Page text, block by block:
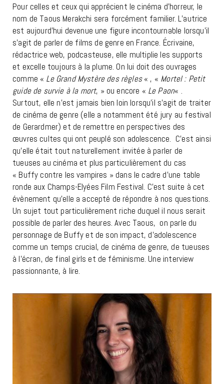
Pour celles et ceux qui apprécient le cinéma d’horreur, le
nom de Taous Merakchi sera forcément familier. L’autrice
est aujourd’hui devenue une figure incontournable lorsqu’il
s’agit de parler de films de genre en France. Écrivaine,
rédactrice web, podcasteuse, elle multiplie les supports
et excelle toujours à la plume. On lui doit des ouvrages
comme « Le Grand Mystère des règles« , « Mortel : Petit
guide de survie à la mort, » ou encore « Le Paon« .
Surtout, elle n’est jamais bien loin lorsqu’il s’agit de traiter
de cinéma de genre (elle a notamment été jury au festival
de Gerardmer) et de remettre en perspectives des
œuvres cultes qui ont peuplé son adolescence. C’est ainsi
qu’elle était tout naturellement invitée à parler de
tueuses au cinéma et plus particulièrement du cas
« Buffy contre les vampires » dans le cadre d’une table
ronde aux Champs-Elyées Film Festival. C’est suite à cet
évènement qu’elle a accepté de répondre à nos questions.
Un sujet tout particulièrement riche duquel il nous serait
possible de parler des heures. Avec Taous, on parle du
personnage de Buffy et de son impact, d’adolescence
comme un temps crucial, de cinéma de genre, de tueuses
à l’écran, de final girls et de féminisme. Une interview
passionnante, à lire.